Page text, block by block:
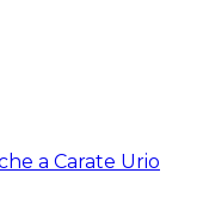
a Carate Urio